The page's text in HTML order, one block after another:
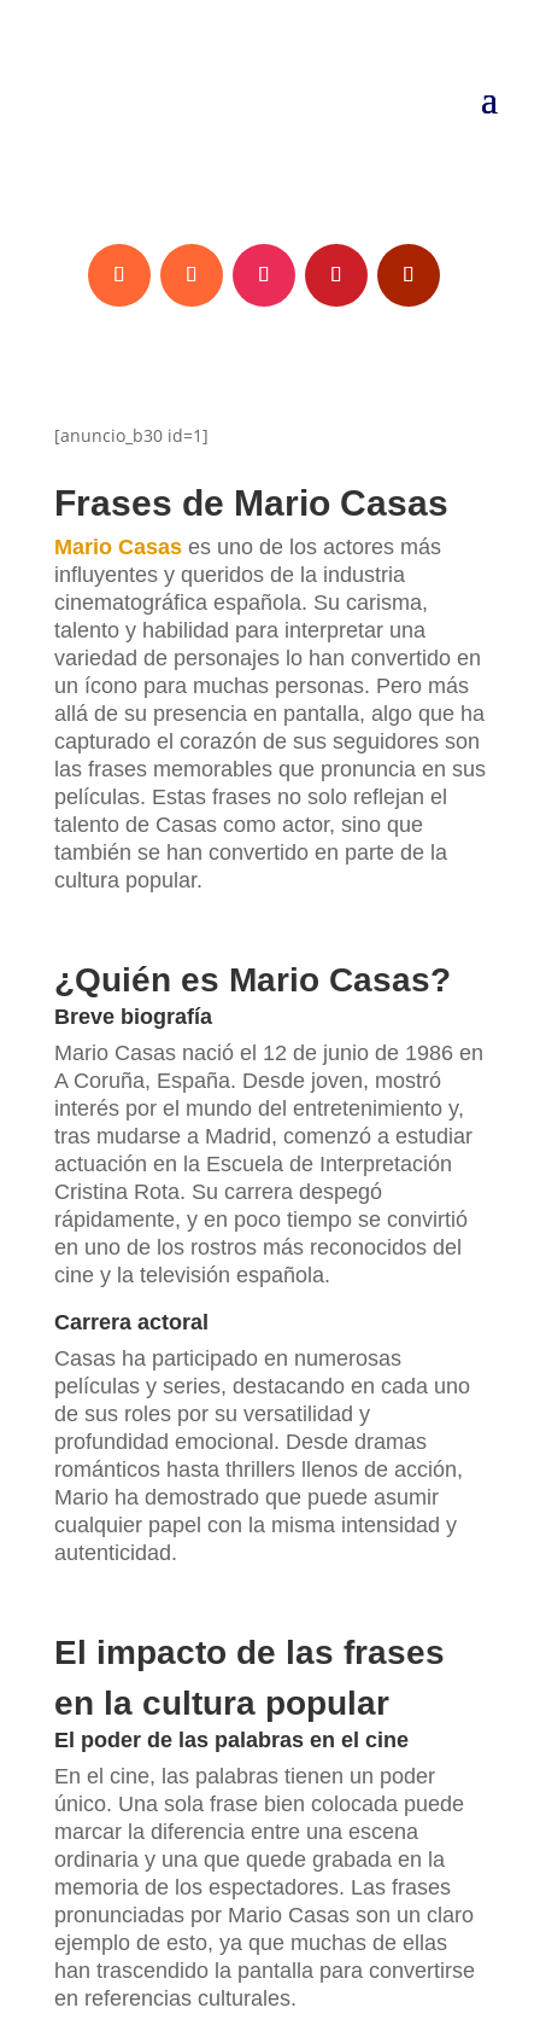
[anuncio_b30 id=1]
Frases de Mario Casas
Mario Casases uno de los actores más
influyentes y queridos de la industria
cinematográfica española. Su carisma,
talento y habilidad para interpretar una
variedad de personajes lo han convertido en
un ícono para muchas personas. Pero más
allá de su presencia en pantalla, algo que ha
capturado el corazón de sus seguidores son
las frases memorables que pronuncia en sus
películas. Estas frases no solo reflejan el
talento de Casas como actor, sino que
también se han convertido en parte de la
cultura popular.
¿Quién es Mario Casas?
Breve biografía
Mario Casas nació el 12 de junio de 1986 en
A Coruña, España. Desde joven, mostró
interés por el mundo del entretenimiento y,
tras mudarse a Madrid, comenzó a estudiar
actuación en la Escuela de Interpretación
Cristina Rota. Su carrera despegó
rápidamente, y en poco tiempo se convirtió
en uno de los rostros más reconocidos del
cine y la televisión española.
Carrera actoral
Casas ha participado en numerosas
películas y series, destacando en cada uno
de sus roles por su versatilidad y
profundidad emocional. Desde dramas
románticos hasta thrillers llenos de acción,
Mario ha demostrado que puede asumir
cualquier papel con la misma intensidad y
autenticidad.
El impacto de las frases
en la cultura popular
El poder de las palabras en el cine
En el cine, las palabras tienen un poder
único. Una sola frase bien colocada puede
marcar la diferencia entre una escena
ordinaria y una que quede grabada en la
memoria de los espectadores. Las frases
pronunciadas por Mario Casas son un claro
ejemplo de esto, ya que muchas de ellas
han trascendido la pantalla para convertirse
en referencias culturales.